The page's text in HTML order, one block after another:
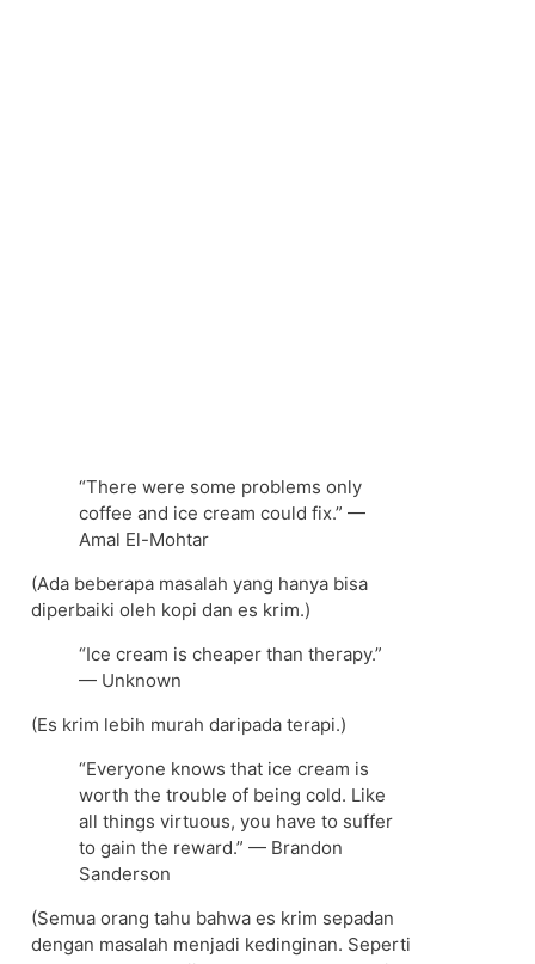
“There were some problems only
coffee and ice cream could fix.” —
Amal El-Mohtar
(Ada beberapa masalah yang hanya bisa
diperbaiki oleh kopi dan es krim.)
“Ice cream is cheaper than therapy.”
— Unknown
(Es krim lebih murah daripada terapi.)
“Everyone knows that ice cream is
worth the trouble of being cold. Like
all things virtuous, you have to suffer
to gain the reward.” — Brandon
Sanderson
(Semua orang tahu bahwa es krim sepadan
dengan masalah menjadi kedinginan. Seperti